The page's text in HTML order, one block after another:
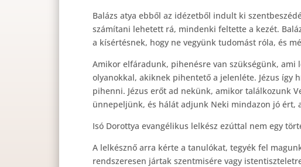
Balázs atya ebből az idézetből indult ki
számítani lehetett rá, mindenki feltette a kezét.
a kísértésnek, hogy ne vegyünk tudomást róla, és
Amikor elfáradunk, pihenésre van szükségünk, ami
olyanokkal, akiknek pihentető a jelenléte. Jézus így
pihenni. Jézus erőt ad nekünk, amikor találkozunk
ünnepeljünk, és hálát adjunk Neki mindazon jó ért,
Isó Dorottya evangélikus lelkész ezúttal nem egy
A lelkésznő arra kérte a tanulókat, tegyék fel
rendszeresen jártak szentmisére vagy